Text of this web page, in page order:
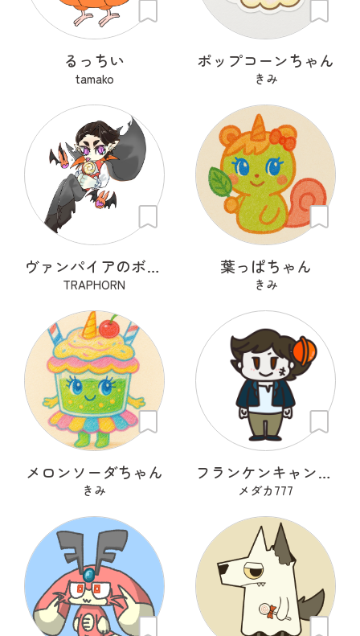
るっちい
tamako
ポップコーンちゃん
きみ
ヴァンパイアのボンボナ
TRAPHORN
葉っぱちゃん
きみ
メロンソーダちゃん
きみ
フランケンキャンデー
メダカ777